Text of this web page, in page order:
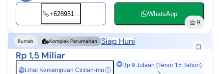
+628951... WhatsApp
9
Rumah Komplek Perumahan Siap Huni
Rp 1,5 Miliar
Rp Lihat Kemampuan Cicilan-mu ⓘ
Rp 9 Jutaan (Tenor 15 Tahun)